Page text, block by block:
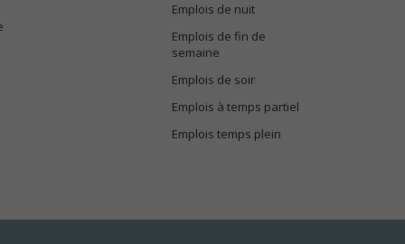
Emplois de nuit
Emplois de fin de
semaine
Emplois de soir
Emplois à temps partiel
Emplois temps plein